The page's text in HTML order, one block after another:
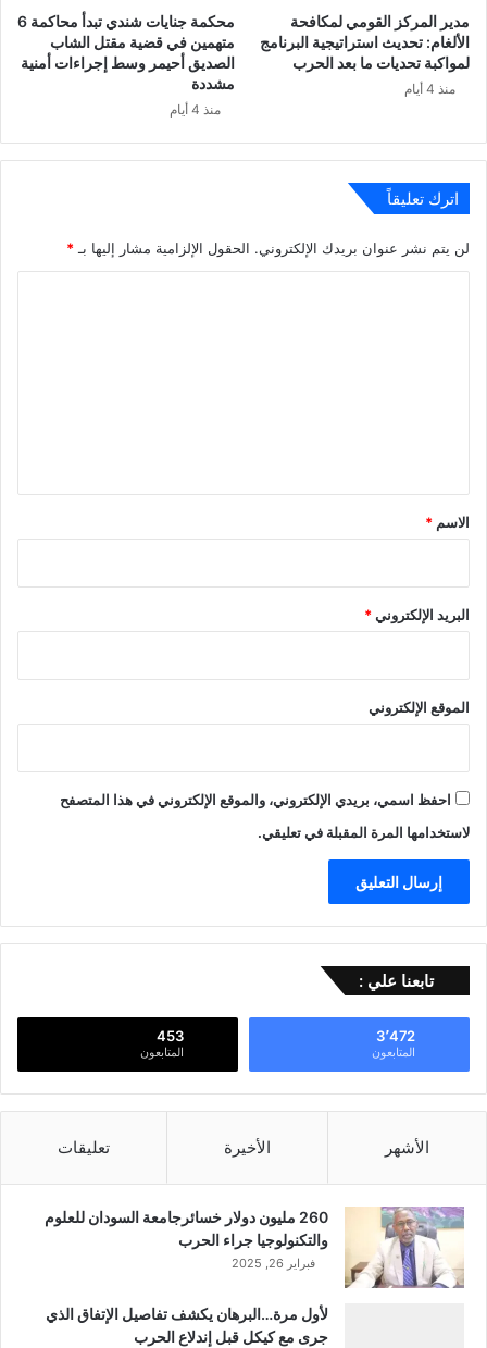
مدير المركز القومي لمكافحة
الألغام: تحديث استراتيجية البرنامج
لمواكبة تحديات ما بعد الحرب
منذ 4 أيام
محكمة جنايات شندي تبدأ محاكمة 6
متهمين في قضية مقتل الشاب
الصديق أحيمر وسط إجراءات أمنية
مشددة
منذ 4 أيام
اترك تعليقاً
لن يتم نشر عنوان بريدك الإلكتروني. الحقول الإلزامية مشار إليها بـ*
*
الاسم *
البريد الإلكتروني*
الموقع الإلكتروني
احفظ اسمي، بريدي الإلكتروني، والموقع الإلكتروني في هذا المتصفح
لاستخدامها المرة المقبلة في تعليقي.
تابعنا علي :
3٬472
المتابعون
453
المتابعون
الأشهر الأخيرة تعليقات
260 مليون دولار خسائرجامعة السودان للعلوم
والتكنولوجيا جراء الحرب
فبراير 26, 2025
لأول مرة…البرهان يكشف تفاصيل الإتفاق الذي
جرى مع كيكل قبل إندلاع الحرب